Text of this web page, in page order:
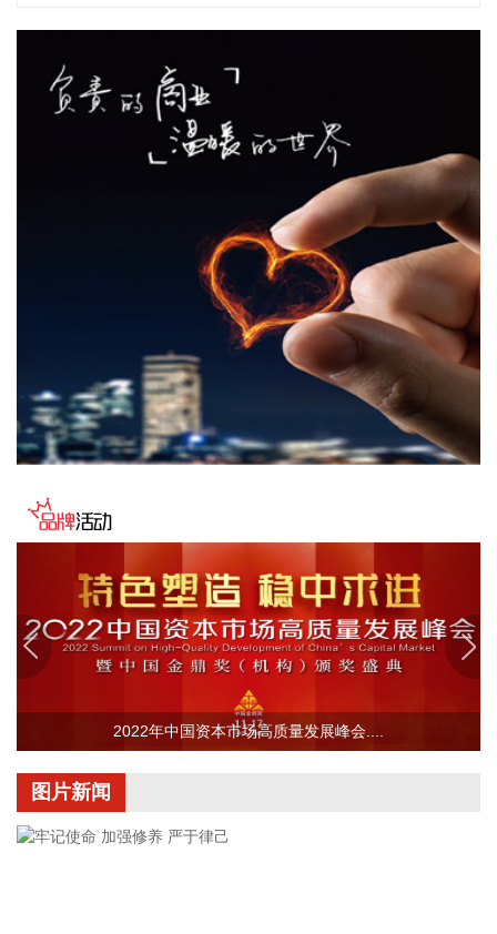
和天然气开采业、石油煤炭及其他燃料加工业、化学原料和化
学制品制造业分别上涨3.2%、8.2%和9.1%，有色金属矿采选
业、有色金属冶炼和压延加工业分别上涨22.6%和20.2%，黑
色金属冶炼和压延加工业上涨2.7%，涨幅比上月均回落，6个
行业合计影响PPI同比上涨约2.55个百分点；煤炭开采和洗选
业上涨27.1%，电气机械和器材制造业上涨5.7%，计算机通信
和其他电子设备制造业上涨4.4%，涨幅比上月均扩大，3个行
业合计影响PPI同比上涨约1.53个百分点。上述9个行业对PPI
的上拉影响较上月减少0.56个百分点。价格下拉影响最大的5
个行业为：电力热力生产和供应业、汽车制造业、非金属矿物
制品业、医药制造业、酒饮料和精制茶制造业，降幅在2.3%—
5.7%之间，合计影响PPI同比下降约0.76个百分点，较上月减
少0.05个百分点。
2026-08-09 09:42:19
国家统计局城市司首席统计师董莉娟解读2026年7月份CPI和
PPI数据。7月份，受国际输入性因素影响，居民消费价格指数
（CPI）环比下降0.1%，同比上涨0.5%，扣除食品和能源价格
的核心CPI环比上涨0.3%，同比上涨0.9%，CPI总体保持温和
上涨。国内部分行业需求增加，但受输入性和季节性等因素影
响，工业生产者出厂价格指数（PPI）环比下降0.7%，同比上
涨3.5%，涨幅比上月回落0.6个百分点。 从环比看，全国CPI
下降0.1%，降幅比上月收窄0.2个百分点。国际市场价格波动
影响CPI环比下降约0.35个百分点。食品价格与上月持平，低
于季节性水平0.6个百分点。食品中，鲜菜价格上涨1.3%，鸡
市，市场供应充足，鲜果价格下降3.8%，影响CPI环比下降约
0.07个百分点；生猪产能综合调控政策效应显现，叠加部分地
区高温、强降雨等极端天气频发推高运输成本等因素，猪肉价
2022年中国资本市场高质量发展峰会....
图片新闻